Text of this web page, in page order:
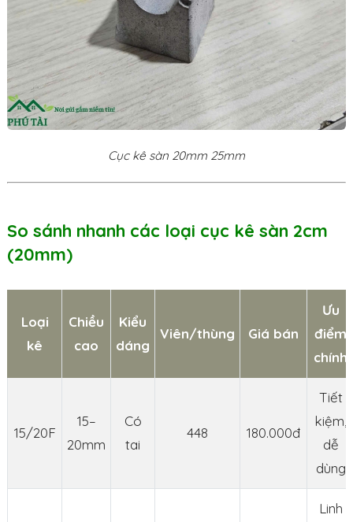
Cục kê sàn 20mm 25mm
So sánh nhanh các loại cục kê sàn 2cm
(20mm)
Loại
kê
Chiều
cao
Kiểu
dáng
Viên/thùng Giá bán
Ưu
điểm
chính
15/20F
15–
20mm
Có
tai
448 180.000đ
Tiết
kiệm,
dễ
dùng
Linh